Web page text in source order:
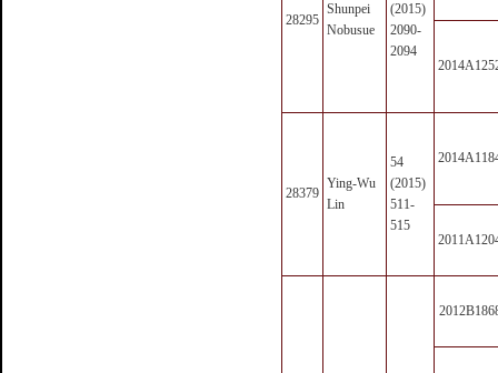
28295
Shunpei
Nobusue
(2015)
2090-
2094
28379
Ying-Wu
Lin
54
(2015)
511-
515